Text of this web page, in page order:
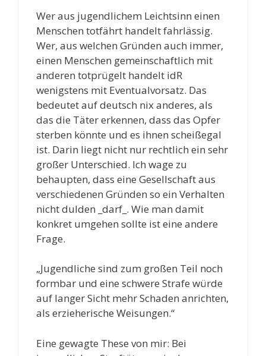
Wer aus jugendlichem Leichtsinn einen
Menschen totfährt handelt fahrlässig.
Wer, aus welchen Gründen auch immer,
einen Menschen gemeinschaftlich mit
anderen totprügelt handelt idR
wenigstens mit Eventualvorsatz. Das
bedeutet auf deutsch nix anderes, als
das die Täter erkennen, dass das Opfer
sterben könnte und es ihnen scheißegal
ist. Darin liegt nicht nur rechtlich ein sehr
großer Unterschied. Ich wage zu
behaupten, dass eine Gesellschaft aus
verschiedenen Gründen so ein Verhalten
nicht dulden _darf_. Wie man damit
konkret umgehen sollte ist eine andere
Frage.
„Jugendliche sind zum großen Teil noch
formbar und eine schwere Strafe würde
auf langer Sicht mehr Schaden anrichten,
als erzieherische Weisungen.“
Eine gewagte These von mir: Bei